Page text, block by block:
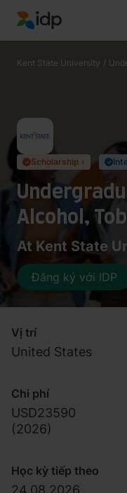
IDP Education
Kent State University /
✓ Scholarship › ✓
Alcohol,
Drug
At Kent State
Đăng ký với IDP
Vị trí
United States
Chi phí
USD23590
(2026)
Học kỳ tiếp theo
24.08.2026